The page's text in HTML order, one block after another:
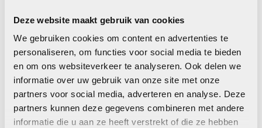
Deze website maakt gebruik van cookies
We gebruiken cookies om content en advertenties te
personaliseren, om functies voor social media te bieden
en om ons websiteverkeer te analyseren. Ook delen we
informatie over uw gebruik van onze site met onze
partners voor social media, adverteren en analyse. Deze
partners kunnen deze gegevens combineren met andere
informatie die u aan ze heeft verstrekt of die ze hebben
Ringsloten
IMENSO LARGE ZW
Beschikbaar op nabestelling